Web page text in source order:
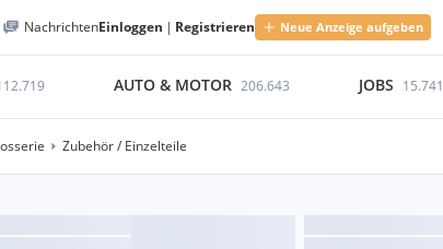
NachrichtenEinloggen | Registrieren Neue Anzeige aufgeben
AUTO & MOTOR 206.643 JOBS 15.741
Zubehör / Einzelteile